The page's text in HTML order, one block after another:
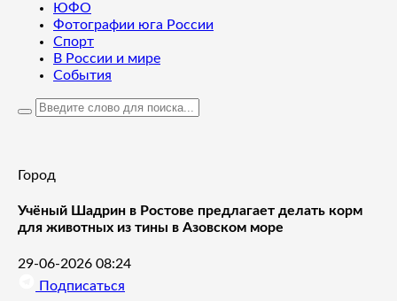
ЮФО
Фотографии юга России
Спорт
В России и мире
События
Город
Учёный Шадрин в Ростове предлагает делать корм
для животных из тины в Азовском море
29-06-2026 08:24
Подписаться